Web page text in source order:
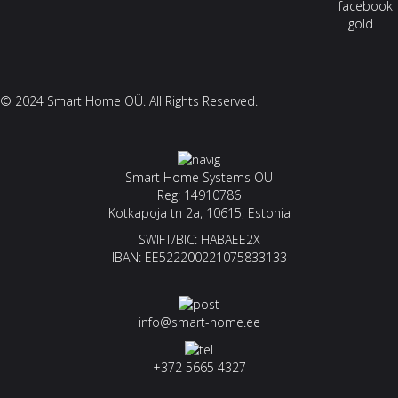
© 2024 Smart Home OÜ. All Rights Reserved.
Smart Home Systems OÜ
Reg: 14910786
Kotkapoja tn 2a, 10615, Estonia
SWIFT/BIC: HABAEE2X
IBAN: EE522200221075833133
info@smart-home.ee
+372 5665 4327